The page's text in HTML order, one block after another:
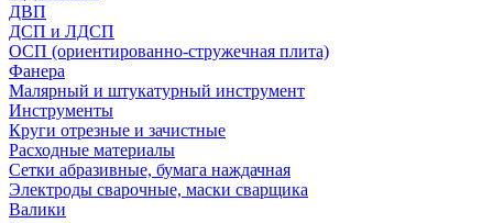
ДВП
ДСП и ЛДСП
ОСП (ориентированно-стружечная плита)
Фанера
Малярный и штукатурный инструмент
Инструменты
Круги отрезные и зачистные
Расходные материалы
Сетки абразивные, бумага наждачная
Электроды сварочные, маски сварщика
Валики